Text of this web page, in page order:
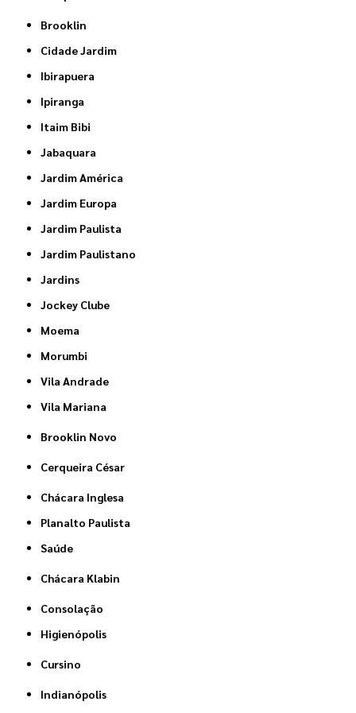
Brooklin
Cidade Jardim
Ibirapuera
Ipiranga
Itaim Bibi
Jabaquara
Jardim América
Jardim Europa
Jardim Paulista
Jardim Paulistano
Jardins
Jockey Clube
Moema
Morumbi
Vila Andrade
Vila Mariana
Brooklin Novo
Cerqueira César
Chácara Inglesa
Planalto Paulista
Saúde
Chácara Klabin
Consolação
Higienópolis
Cursino
Indianópolis